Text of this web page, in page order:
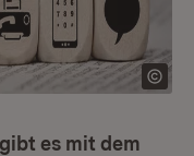
es mit dem